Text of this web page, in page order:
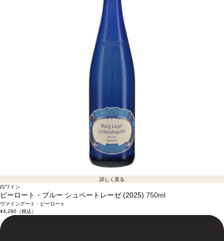
詳しく見る
白ワイン
ピーロート・ブルー シュペートレーゼ (2025) 750ml
ヴァイングート・ピーロート
¥4,290（税込）